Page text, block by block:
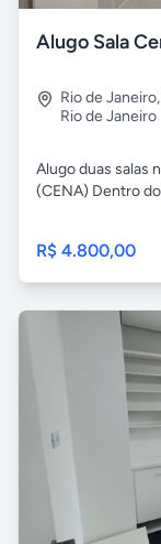
Alugo Sala
Rio de Janeiro,
Rio de Janeiro
Alugo duas salas
(CENA) Dentro
R$ 4.800,00